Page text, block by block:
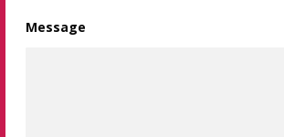
Message